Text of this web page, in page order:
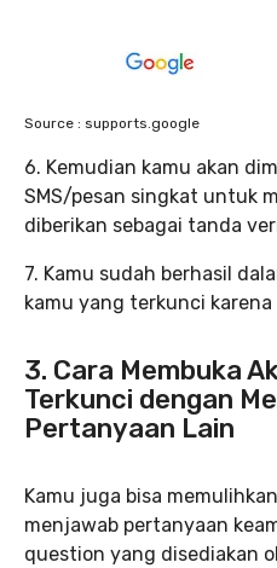
Source : supports.google
6. Kemudian kamu akan
SMS/pesan singkat untuk
diberikan sebagai tanda
7. Kamu sudah berhasil
kamu yang terkunci
3. Cara Membuka
Terkunci dengan
Pertanyaan Lain
Kamu juga bisa
menjawab pertanyaan
question yang disediakan